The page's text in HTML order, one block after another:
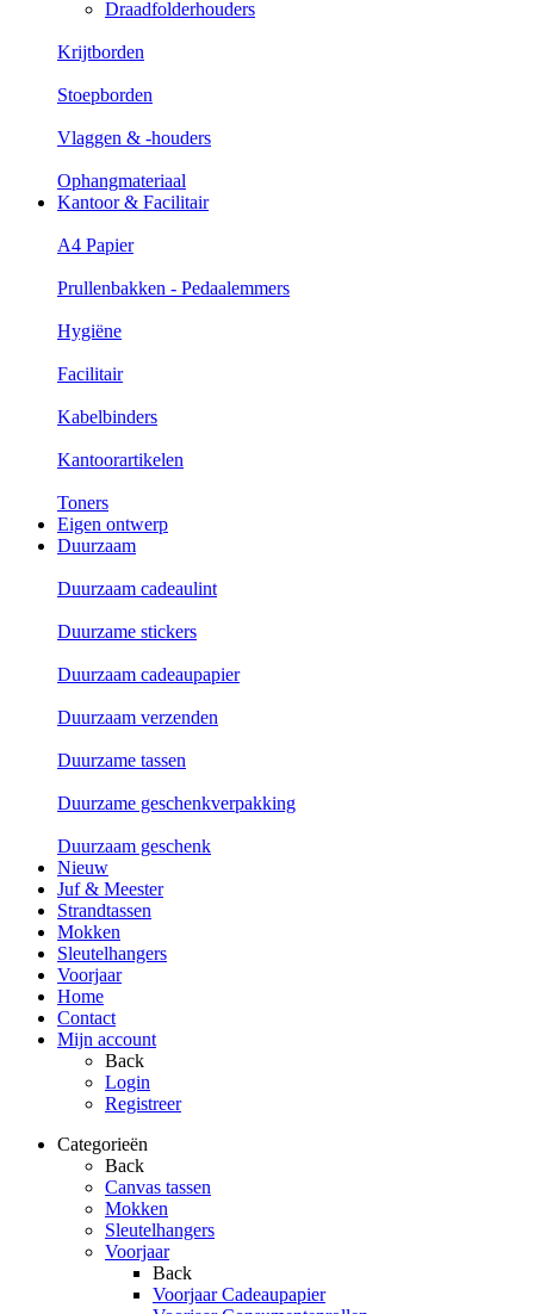
Draadfolderhouders
Krijtborden
Stoepborden
Vlaggen & -houders
Ophangmateriaal
Kantoor & Facilitair
A4 Papier
Prullenbakken - Pedaalemmers
Hygiëne
Facilitair
Kabelbinders
Kantoorartikelen
Toners
Eigen ontwerp
Duurzaam
Duurzaam cadeaulint
Duurzame stickers
Duurzaam cadeaupapier
Duurzaam verzenden
Duurzame tassen
Duurzame geschenkverpakking
Duurzaam geschenk
Nieuw
Juf & Meester
Strandtassen
Mokken
Sleutelhangers
Voorjaar
Home
Contact
Mijn account
Back
Login
Registreer
Categorieën
Back
Canvas tassen
Mokken
Sleutelhangers
Voorjaar
Back
Voorjaar Cadeaupapier